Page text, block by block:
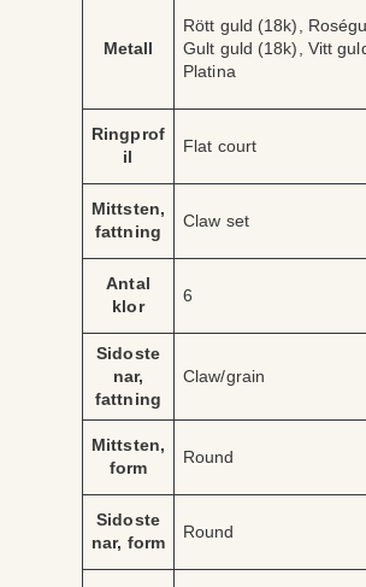
ä
e
Metall
Rött guld (18k),
Gult guld (18k), Vitt
Platina
Ringprof
il
Flat court
Mittsten,
fattning
Claw set
Antal
klor
6
Sidoste
nar,
fattning
Claw/grain
Mittsten,
form
Round
Sidoste
nar, form
Round